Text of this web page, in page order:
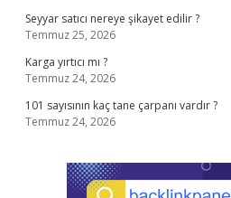
Seyyar satıcı nereye şikayet edilir ?
Temmuz 25, 2026
Karga yırtıcı mı ?
Temmuz 24, 2026
101 sayısının kaç tane çarpanı vardır ?
Temmuz 24, 2026